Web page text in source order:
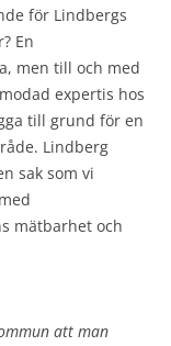
för Lindbergs
En
men till och med
expertis hos
till grund för en
Lindberg
sak som vi
mätbarhet och
att man